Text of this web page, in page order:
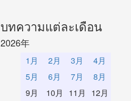
บทความแต่ละเดือน
2026年
1月 2月 3月
4月
5月
6月 7月
8月
9月
10月 11月 12月